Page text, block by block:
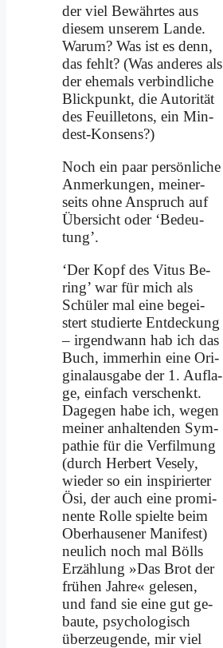
der viel Be­währ­tes aus
die­sem un­se­rem Lan­de.
War­um? Was ist es denn,
das fehlt? (Was an­de­res als
der ehe­mals ver­bind­li­che
Blick­punkt, die Au­to­ri­tät
des Feuil­le­tons, ein Min­
dest-Kon­sens?)
Noch ein paar per­sön­li­che
An­mer­kun­gen, mei­ner­
seits oh­ne An­spruch auf
Über­sicht oder ‘Be­deu­
tung’.
‘Der Kopf des Vi­tus Be­
ring’ war für mich als
Schü­ler mal ei­ne be­gei­
stert stu­dier­te Ent­deckung
– ir­gend­wann hab ich das
Buch, im­mer­hin ei­ne Ori­
gi­nal­aus­ga­be der 1. Auf­la­
ge, ein­fach ver­schenkt.
Da­ge­gen ha­be ich, we­gen
mei­ner an­hal­ten­den Sym­
pa­thie für die Ver­fil­mung
(durch Her­bert Ve­se­ly,
wie­der so ein in­spi­rier­ter
Ösi, der auch ei­ne pro­mi­
nen­te Rol­le spiel­te beim
Ober­hau­se­ner Ma­ni­fest)
neu­lich noch mal Bölls
Er­zäh­lung »Das Brot der
frü­hen Jah­re« ge­le­sen,
und fand sie ei­ne gut ge­
bau­te, psy­cho­lo­gisch
über­zeu­gen­de, mir viel